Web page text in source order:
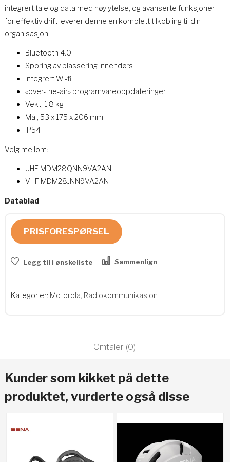
integrert tale og data med høy ytelse, og avanserte funksjoner
for effektiv drift leverer denne en komplett tilkobling til din
organisasjon.
Bluetooth 4.0
Sporing av plassering innendørs
Integrert Wi-fi
«over-the-air» programvareoppdateringer.
Vekt, 1,8 kg
Mål, 53 x 175 x 206 mm
IP54
Velg mellom:
UHF MDM28QNN9VA2AN
VHF MDM28JNN9VA2AN
Datablad
PRISFORESPØRSEL
Legg til i ønskeliste Sammenlign
Kategorier: Motorola, Radiokommunikasjon
Omtaler (0)
Kunder som kikket på dette
produktet, vurderte også disse